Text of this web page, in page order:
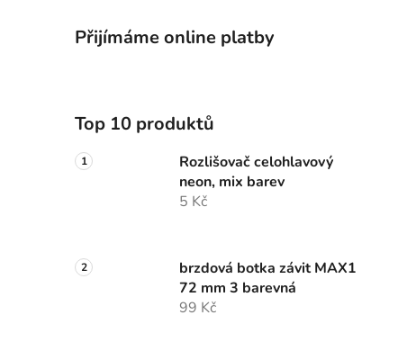
Přijímáme online platby
Top 10 produktů
Rozlišovač celohlavový
neon, mix barev
5 Kč
brzdová botka závit MAX1
72 mm 3 barevná
99 Kč